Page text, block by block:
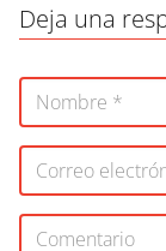
Deja una